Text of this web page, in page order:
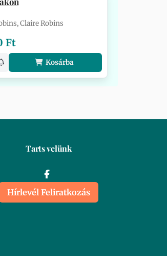
Claire Robins
Ft
Kosárba
Tarts velünk
Hírlevél Feliratkozás